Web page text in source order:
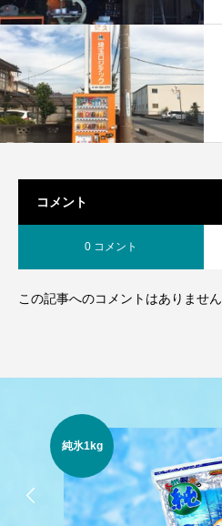
コメント
0 コメント
この記事へのコメントはありません
純氷1kg